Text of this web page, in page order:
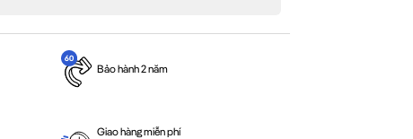
Bảo hành 2 năm
Giao hàng miễn phí